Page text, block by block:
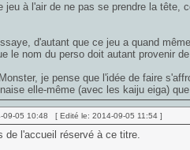
jeu à l'air de ne pas se prendre la tête,
d'autant que ce jeu a quand
le nom du perso doit autant provenir
je pense que l'idée de faire
elle-même (avec les kaiju eiga)
09-05 10:48 [ Edité le: 2014-09-05 11:54 ]
de l'accueil réservé à ce titre.